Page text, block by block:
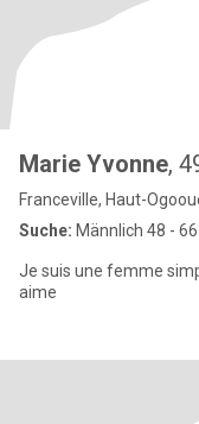
Marie Yvonne,
Franceville, Haut-
Suche: Männlich 48 - 66
Je suis une femme
aime